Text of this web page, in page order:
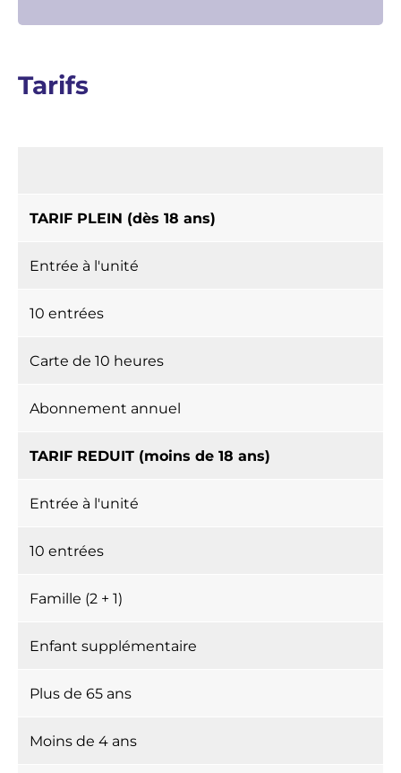
Tarifs
TARIF PLEIN (dès 18 ans)
Entrée à l'unité
10 entrées
Carte de 10 heures
Abonnement annuel
TARIF REDUIT (moins de 18 ans)
Entrée à l'unité
10 entrées
Famille (2 + 1)
Enfant supplémentaire
Plus de 65 ans
Moins de 4 ans